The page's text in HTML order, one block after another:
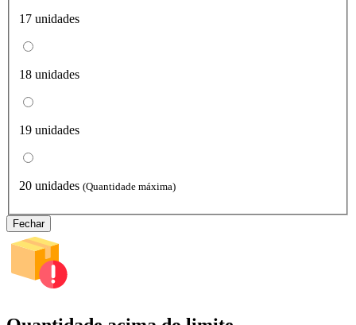
17 unidades
18 unidades
19 unidades
20 unidades (Quantidade máxima)
Fechar